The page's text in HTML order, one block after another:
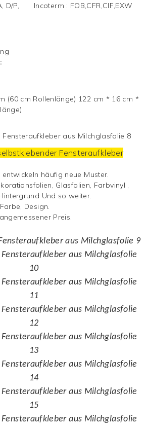
D/P,
Incoterm : FOB,CFR,CIF,EXW
(60 cm Rollenlänge) 122 cm * 16 cm *
Fensteraufkleber
häufig neue Muster.
Glasfolien, Farbvinyl ,
Und so weiter.
Design.
Preis.